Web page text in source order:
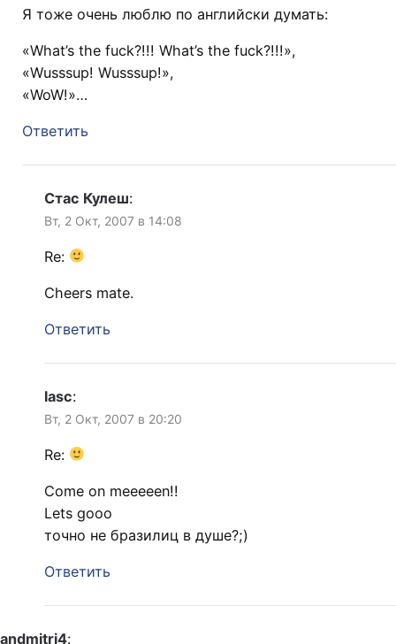
Я тоже очень люблю по английски думать:
«What’s the fuck?!!! What’s the fuck?!!!»,
«Wusssup! Wusssup!»,
«WoW!»…
Ответить
Стас Кулеш:
Вт, 2 Окт, 2007 в 14:08
Re:
Cheers mate.
Ответить
lasc:
Вт, 2 Окт, 2007 в 20:20
Re:
Come on meeeeen!!
Lets gooo
точно не бразилиц в душе?;)
Ответить
andmitri4: